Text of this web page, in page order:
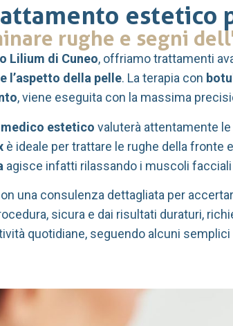
estetico
rughe e segni
Lilium di Cuneo, offriamo trattamenti
l’aspetto della pelle. La terapia con
, viene eseguita con la massima
medico estetico valuterà attentamente
è ideale per trattare le rughe della fronte
agisce infatti rilassando i muscoli
una consulenza dettagliata per
sicura e dai risultati duraturi,
quotidiane, seguendo alcuni